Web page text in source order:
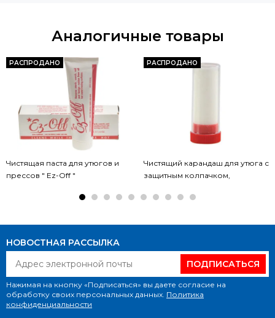
Аналогичные товары
РАСПРОДАНО
Чистящая паста для утюгов и
прессов " Ez-Off "
РАСПРОДАНО
Чистящий карандаш для утюга с
защитным колпачком,
НОВОСТНАЯ РАССЫЛКА
ПОДПИСАТЬСЯ
Нажимая на кнопку «Подписаться» вы даете согласие на
обработку своих персональных данных. Политика
конфиденциальности